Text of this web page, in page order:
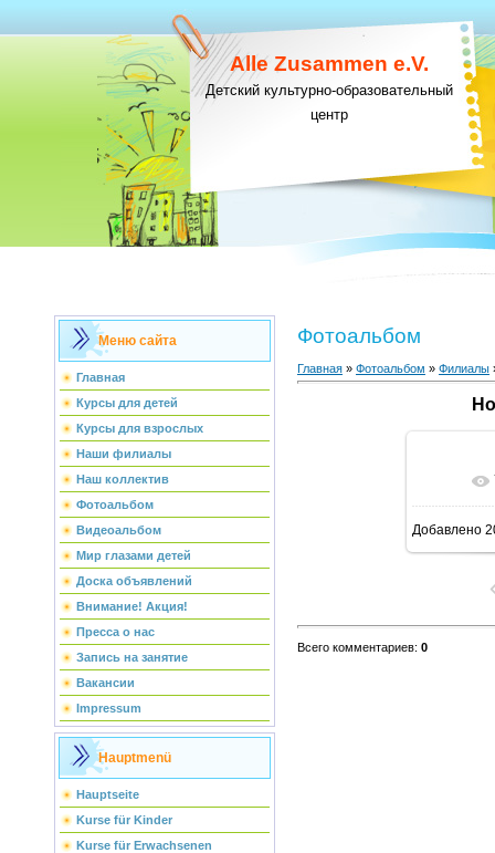
Alle Zusammen e.V.
Детский культурно-образовательный
центр
Меню сайта
Главная
Курсы для детей
Курсы для взрослых
Наши филиалы
Наш коллектив
Фотоальбом
Видеоальбом
Мир глазами детей
Доска объявлений
Внимание! Акция!
Пресса о нас
Запись на занятие
Вакансии
Impressum
Hauptmenü
Hauptseite
Kurse für Kinder
Kurse für Erwachsenen
Фотоальбом
Главная » Фотоальбом » Филиалы
В
Добавлено
Всего комментариев: 0